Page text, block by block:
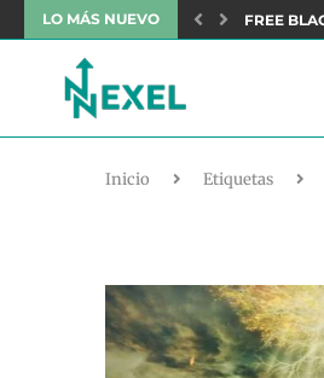
LO MÁS NUEVO
AN OVERVIEW TO DELUXE...
FREE
Inicio Etiquetas